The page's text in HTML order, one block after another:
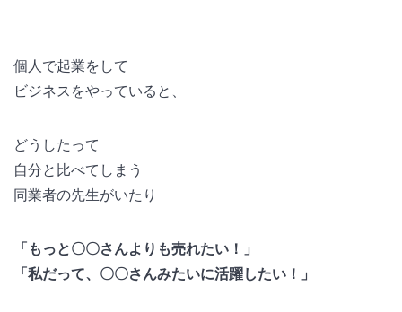
個人で起業をして
ビジネスをやっていると、
どうしたって
自分と比べてしまう
同業者の先生がいたり
「もっと〇〇さんよりも売れたい！」
「私だって、〇〇さんみたいに活躍したい！」